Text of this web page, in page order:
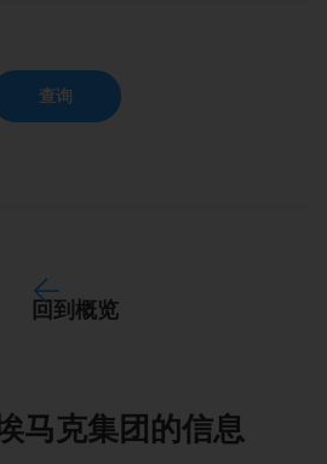
查询
回到概览
马克集团的信息